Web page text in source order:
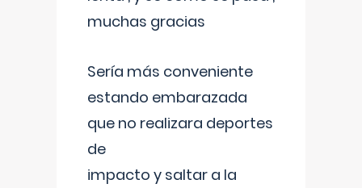
muchas gracias
Sería más conveniente
estando embarazada
que no realizara deportes
de
impacto y saltar a la